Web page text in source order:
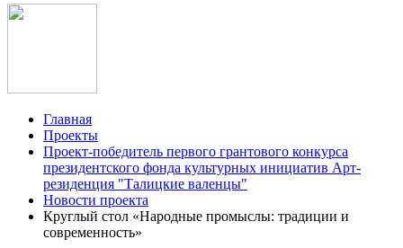
Главная
Проекты
Проект-победитель первого грантового конкурса
президентского фонда культурных инициатив Арт-
резиденция "Талицкие валенцы"
Новости проекта
Круглый стол «Народные промыслы: традиции и
современность»